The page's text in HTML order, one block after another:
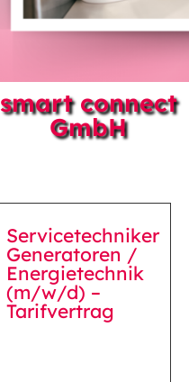
smart connect
GmbH
Servicetechniker
Generatoren /
Energietechnik
(m/w/d) –
Tarifvertrag